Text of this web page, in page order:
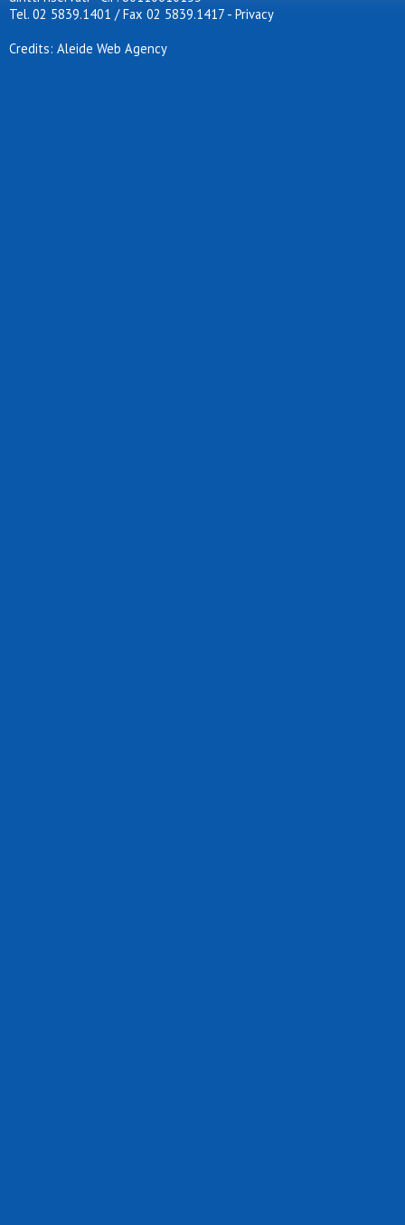
Tel. 02 5839.1401 / Fax 02 5839.1417 - Privacy
Credits: Aleide Web Agency